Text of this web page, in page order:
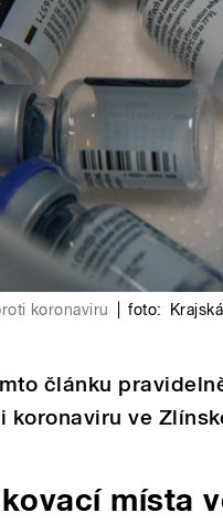
koronaviru foto:
článku
koronaviru ve
místa